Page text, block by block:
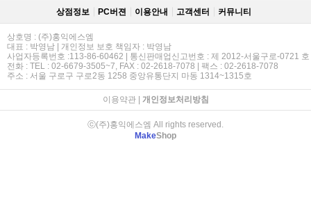
상점정보 PC버젼 이용안내 고객센터 커뮤니티
상호명 : (주)홍익에스엠
대표 : 박영남 | 개인정보 보호 책임자 : 박영남
사업자등록번호 :113-86-60462 | 통신판매업신고번호 : 제 2012-서울구로-0721 호
전화 : TEL : 02-6679-3505~7, FAX : 02-2618-7078 | 팩스 : 02-2618-7078
주소 : 서울 구로구 구로2동 1258 중앙유통단지 마동 1314~1315호
이용약관| 개인정보처리방침
ⓒ(주)홍익에스엠 All rights reserved.
MakeShop